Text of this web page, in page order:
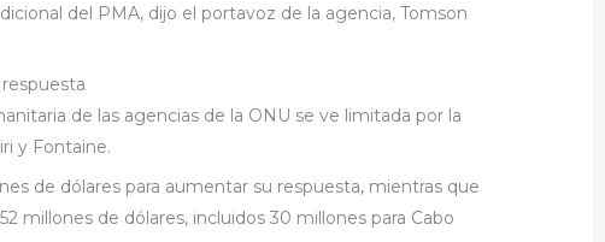
del PMA, dijo el portavoz de la agencia, Tomson
de las agencias de la ONU se ve limitada por la
y Fontaine.
de dólares para aumentar su respuesta, mientras que
millones de dólares, incluidos 30 millones para Cabo